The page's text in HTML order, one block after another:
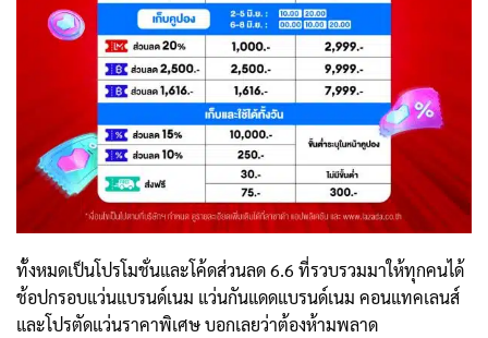
ทั้งหมดเป็นโปรโมชั่นและโค้ดส่วนลด 6.6 ที่รวบรวมมาให้ทุกคนได้
ช้อปกรอบแว่นแบรนด์เนม แว่นกันแดดแบรนด์เนม คอนแทคเลนส์
และโปรตัดแว่นราคาพิเศษ บอกเลยว่าต้องห้ามพลาด